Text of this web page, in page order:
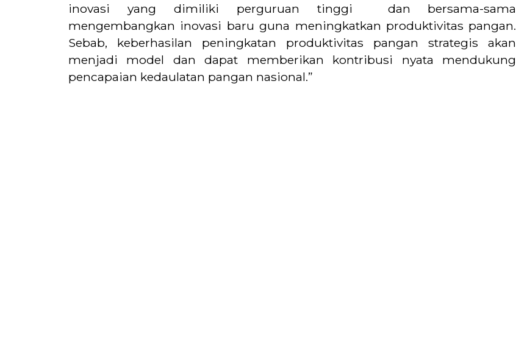
inovasi yang dimiliki perguruan tinggi dan bersama-sama
mengembangkan inovasi baru guna meningkatkan produktivitas pangan.
Sebab, keberhasilan peningkatan produktivitas pangan strategis akan
menjadi model dan dapat memberikan kontribusi nyata mendukung
pencapaian kedaulatan pangan nasional.”